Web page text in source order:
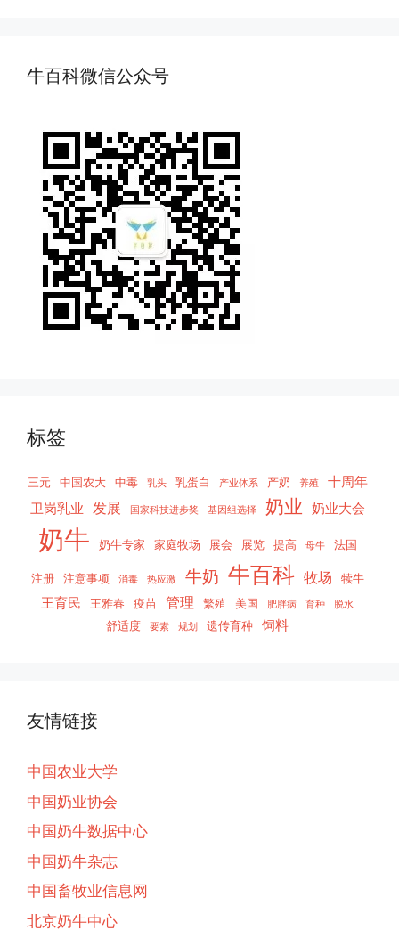
牛百科微信公众号
标签
三元 中国农大 中毒 乳头 乳蛋白 产业体系 产奶 养殖
十周年
卫岗乳业 发展 国家科技进步奖 基因组选择 奶业 奶业大会
奶牛 奶牛专家 家庭牧场 展会 展览 提高 母牛 法国
注册 注意事项 消毒 热应激 牛奶 牛百科 牧场 犊牛
王育民 王雅春 疫苗 管理 繁殖 美国 肥胖病 育种 脱水
舒适度 要素 规划 遗传育种 饲料
友情链接
中国农业大学
中国奶业协会
中国奶牛数据中心
中国奶牛杂志
中国畜牧业信息网
北京奶牛中心